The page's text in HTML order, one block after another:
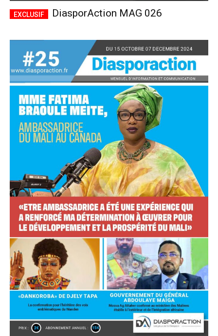
Accès complet
$22 / anplaceholder text
Tous les articles
Annonces
ANNUEL MENSUEL
CHOISIR LE FORFAIT
DiasporAction MAG 026